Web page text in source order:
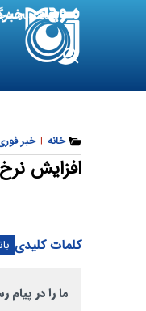
7 August 2026
خانه | خبر
افزایش
کلمات کلیدی
ما را در پیام